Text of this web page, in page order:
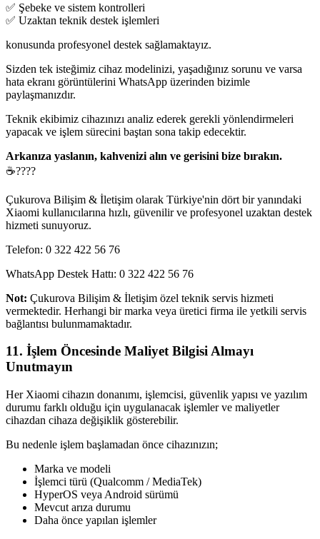
✅ Şebeke ve sistem kontrolleri
✅ Uzaktan teknik destek işlemleri
konusunda profesyonel destek sağlamaktayız.
Sizden tek isteğimiz cihaz modelinizi, yaşadığınız sorunu ve varsa
hata ekranı görüntülerini WhatsApp üzerinden bizimle
paylaşmanızdır.
Teknik ekibimiz cihazınızı analiz ederek gerekli yönlendirmeleri
yapacak ve işlem sürecini baştan sona takip edecektir.
Arkanıza yaslanın, kahvenizi alın ve gerisini bize bırakın.
☕????
Çukurova Bilişim & İletişim olarak Türkiye'nin dört bir yanındaki
Xiaomi kullanıcılarına hızlı, güvenilir ve profesyonel uzaktan destek
hizmeti sunuyoruz.
Telefon: 0 322 422 56 76
WhatsApp Destek Hattı: 0 322 422 56 76
Not: Çukurova Bilişim & İletişim özel teknik servis hizmeti
vermektedir. Herhangi bir marka veya üretici firma ile yetkili servis
bağlantısı bulunmamaktadır.
11. İşlem Öncesinde Maliyet Bilgisi Almayı
Unutmayın
Her Xiaomi cihazın donanımı, işlemcisi, güvenlik yapısı ve yazılım
durumu farklı olduğu için uygulanacak işlemler ve maliyetler
cihazdan cihaza değişiklik gösterebilir.
Bu nedenle işlem başlamadan önce cihazınızın;
Marka ve modeli
İşlemci türü (Qualcomm / MediaTek)
HyperOS veya Android sürümü
Mevcut arıza durumu
Daha önce yapılan işlemler